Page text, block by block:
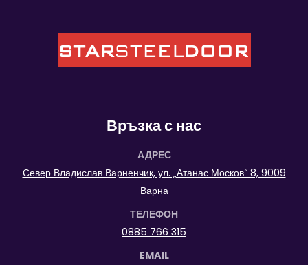
Връзка с нас
АДРЕС
Север Владислав Варненчик, ул. „Атанас Москов“ 8, 9009
Варна
ТЕЛЕФОН
0885 766 315
EMAIL